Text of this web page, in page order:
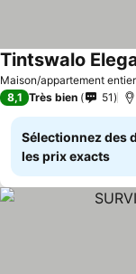
Maison/appartement entier
Tintswalo
8,1 Très bien 51
Sélectionnez des
les prix exacts